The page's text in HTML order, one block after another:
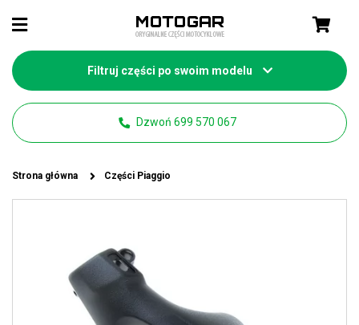
Filtruj części po swoim modelu
Dzwoń 699 570 067
Strona główna Części Piaggio